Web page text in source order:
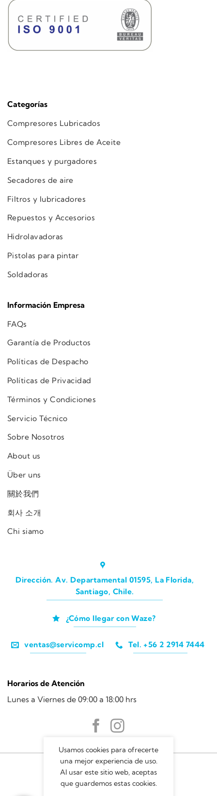
Categorías
Compresores Lubricados
Compresores Libres de Aceite
Estanques y purgadores
Secadores de aire
Filtros y lubricadores
Repuestos y Accesorios
Hidrolavadoras
Pistolas para pintar
Soldadoras
Información Empresa
FAQs
Garantía de Productos
Políticas de Despacho
Políticas de Privacidad
Términos y Condiciones
Servicio Técnico
Sobre Nosotros
About us
Über uns
關於我們
회사 소개
Chi siamo
Dirección. Av. Departamental 01595, La Florida,
Santiago, Chile.
¿Cómo llegar con Waze?
ventas@servicomp.cl Tel. +56 2 2914 7444
Horarios de Atención
Lunes a Viernes de 09:00 a 18:00 hrs
Usamos cookies para ofrecerte
una mejor experiencia de uso.
Al usar este sitio web, aceptas
que guardemos estas cookies.